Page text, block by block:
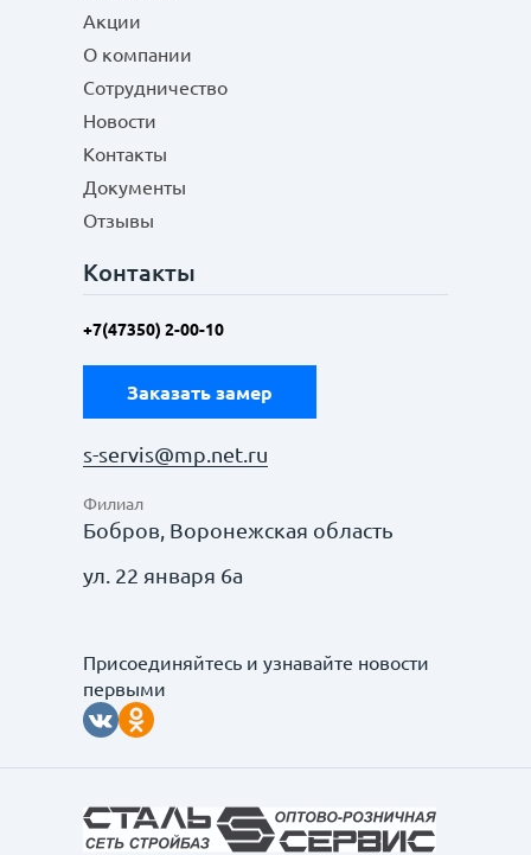
Акции
О компании
Сотрудничество
Новости
Контакты
Документы
Отзывы
Контакты
+7(47350) 2-00-10
Заказать замер
s-servis@mp.net.ru
Филиал
Бобров, Воронежская область
ул. 22 января 6а
Присоединяйтесь и узнавайте новости
первыми